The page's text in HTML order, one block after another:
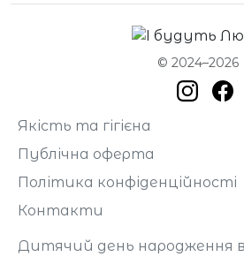
© 2024–2026
Якість та гігієна
Публічна оферта
Політика конфіденційності
Контакти
Дитячий день народження